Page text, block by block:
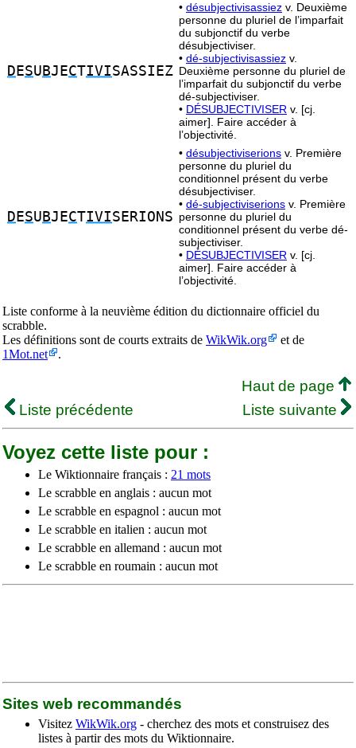
D ESU BJECTIVISASSIEZ
• désubjectivisassiez v. Deuxième
personne du pluriel de l’imparfait
du subjonctif du verbe
désubjectiviser.
• dé-subjectivisassiez v.
Deuxième personne du pluriel de
l’imparfait du subjonctif du verbe
dé-subjectiviser.
• DÉSUBJECTIVISER v. [cj.
aimer]. Faire accéder à
l’objectivité.
D ESU BJECTIVISERIONS
• désubjectiviserions v. Première
personne du pluriel du
conditionnel présent du verbe
désubjectiviser.
• dé-subjectiviserions v. Première
personne du pluriel du
conditionnel présent du verbe dé-
subjectiviser.
• DÉSUBJECTIVISER v. [cj.
aimer]. Faire accéder à
l’objectivité.
Liste conforme à la neuvième édition du dictionnaire officiel du
scrabble.
Les définitions sont de courts extraits de WikWik.org
et de
1Mot.net
.
Haut de page
Liste précédente
Liste suivante
Voyez cette liste pour :
Le Wiktionnaire français : 21 mots
Le scrabble en anglais : aucun mot
Le scrabble en espagnol : aucun mot
Le scrabble en italien : aucun mot
Le scrabble en allemand : aucun mot
Le scrabble en roumain : aucun mot
Sites web recommandés
Visitez WikWik.org - cherchez des mots et construisez des
listes à partir des mots du Wiktionnaire.